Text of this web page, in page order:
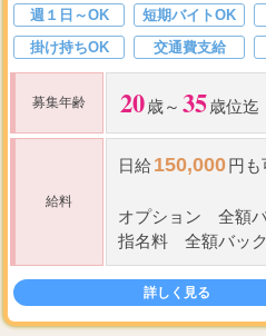
週１日～OK
短期バイトOK
掛け持ちOK
交通費支給
募集年齢 20歳～ 35歳位迄
給料
日給150,000円も
オプション 全額
指名料 全額バック
最低時給1,000円
ます）
詳しく見る